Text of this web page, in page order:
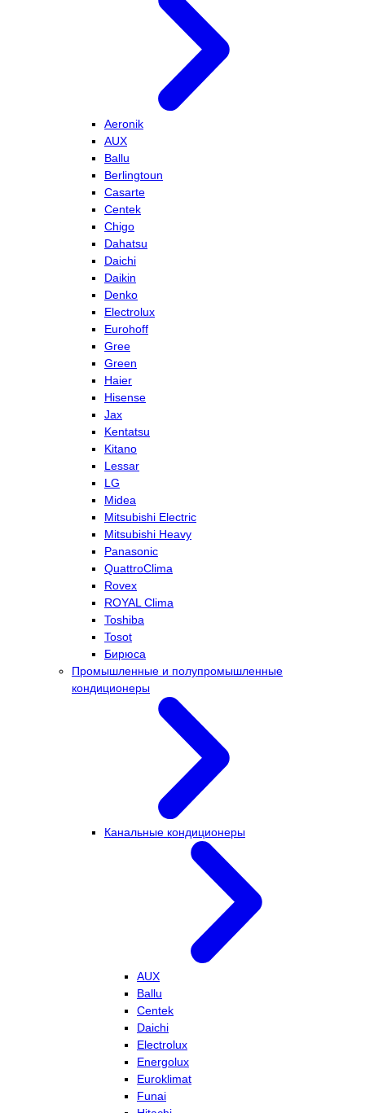
Aeronik
AUX
Ballu
Berlingtoun
Casarte
Centek
Chigo
Dahatsu
Daichi
Daikin
Denko
Electrolux
Eurohoff
Gree
Green
Haier
Hisense
Jax
Kentatsu
Kitano
Lessar
LG
Midea
Mitsubishi Electric
Mitsubishi Heavy
Panasonic
QuattroClima
Rovex
ROYAL Clima
Toshiba
Tosot
Бирюса
Промышленные и полупромышленные
кондиционеры
Канальные кондиционеры
AUX
Ballu
Centek
Daichi
Electrolux
Energolux
Euroklimat
Funai